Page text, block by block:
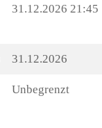
31.12.2026 21:45
31.12.2026
Unbegrenzt